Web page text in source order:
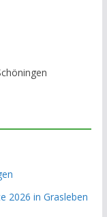
2026 in Grasleben